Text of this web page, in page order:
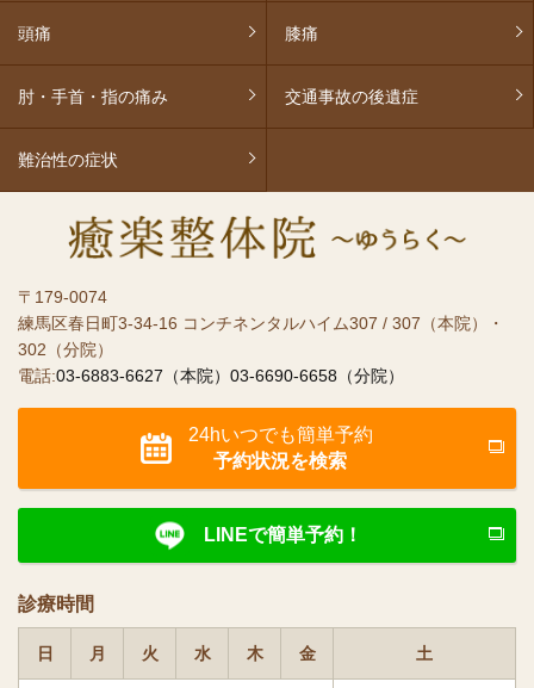
頭痛 膝痛
肘・手首・指の痛み 交通事故の後遺症
難治性の症状
〒179-0074
練馬区春日町3-34-16 コンチネンタルハイム307 / 307（本院）・
302（分院）
電話:03-6883-6627（本院） 03-6690-6658（分院）
24hいつでも簡単予約
予約状況を検索
LINEで簡単予約！
診療時間
日 月 火 水 木 金 土